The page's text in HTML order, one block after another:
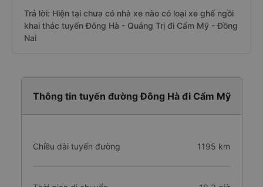
Trả lời: Hiện tại chưa có nhà xe nào có loại xe ghế ngồi
khai thác tuyến Đông Hà - Quảng Trị đi Cẩm Mỹ - Đồng
Nai
Thông tin tuyến đường Đông Hà đi Cẩm Mỹ
Chiều dài tuyến đường 1195 km